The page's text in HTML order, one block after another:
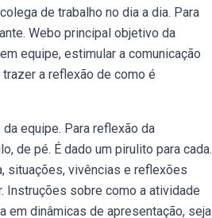
de trabalho no dia a dia. Para
Webo principal objetivo da
equipe, estimular a comunicação
a reflexão de como é
equipe. Para reflexão da
de pé. É dado um pirulito para cada.
situações, vivências e reflexões
Instruções sobre como a atividade
em dinâmicas de apresentação, seja